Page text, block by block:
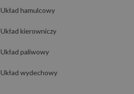
Układ hamulcowy
Układ kierowniczy
Układ paliwowy
Układ wydechowy